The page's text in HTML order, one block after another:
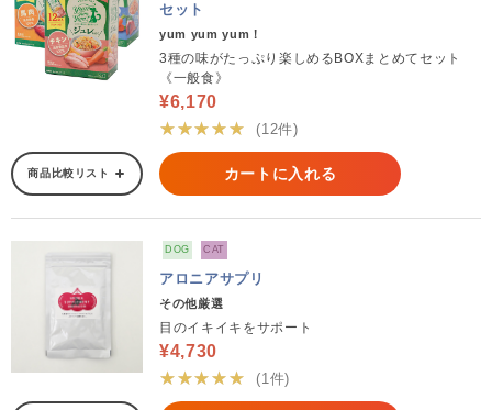
セット
yum yum yum！
3種の味がたっぷり楽しめるBOXまとめてセット
《一般食》
¥6,170
★★★★★
(12件)
商品比較リスト カートに入れる
DOG CAT
アロニアサプリ
その他厳選
目のイキイキをサポート
¥4,730
★★★★★
(1件)